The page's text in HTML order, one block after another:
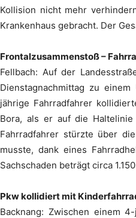
Kollision nicht mehr
Krankenhaus gebracht. Der
Frontalzusammenstoß –
Fellbach: Auf der
Dienstagnachmittag zu
jährige Fahrradfahrer
Bora, als er auf die
Fahrradfahrer stürzte über
musste, dank eines
Sachschaden beträgt circa
Pkw kollidiert mit
Backnang: Zwischen einem